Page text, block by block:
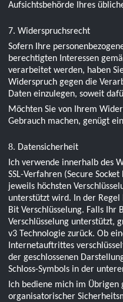
Aufsichtsbehörde Ihres
7. Widerspruchsrecht
Sofern Ihre
berechtigten Interessen
verarbeitet werden, haben
Widerspruch gegen die
Daten einzulegen, soweit
Möchten Sie von Ihrem
Gebrauch machen, genügt
8. Datensicherheit
Ich verwende innerhalb des
SSL-Verfahren (Secure
jeweils höchsten
unterstützt wird. In der
Bit Verschlüsselung. Falls Ihr
Verschlüsselung unterstützt,
v3 Technologie zurück. Ob
Internetauftrittes
der geschlossenen
Schloss-Symbols in der
Ich bediene mich im
organisatorischer